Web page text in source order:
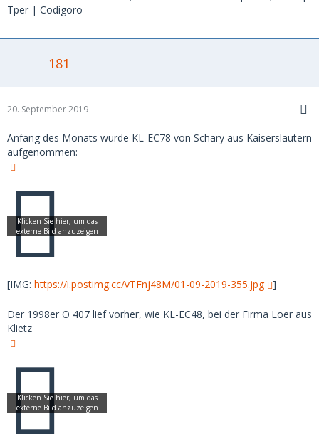
Tper | Codigoro
181
20. September 2019
Anfang des Monats wurde KL-EC78 von Schary aus Kaiserslautern
aufgenommen:
[IMG: https://i.postimg.cc/vTFnj48M/01-09-2019-355.jpg ]
Der 1998er O 407 lief vorher, wie KL-EC48, bei der Firma Loer aus
Klietz